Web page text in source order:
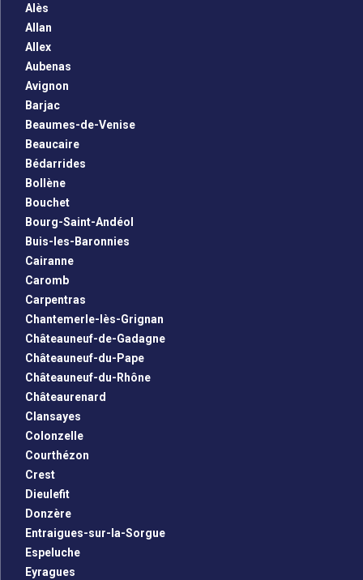
Alès
Allan
Allex
Aubenas
Avignon
Barjac
Beaumes-de-Venise
Beaucaire
Bédarrides
Bollène
Bouchet
Bourg-Saint-Andéol
Buis-les-Baronnies
Cairanne
Caromb
Carpentras
Chantemerle-lès-Grignan
Châteauneuf-de-Gadagne
Châteauneuf-du-Pape
Châteauneuf-du-Rhône
Châteaurenard
Clansayes
Colonzelle
Courthézon
Crest
Dieulefit
Donzère
Entraigues-sur-la-Sorgue
Espeluche
Eyragues